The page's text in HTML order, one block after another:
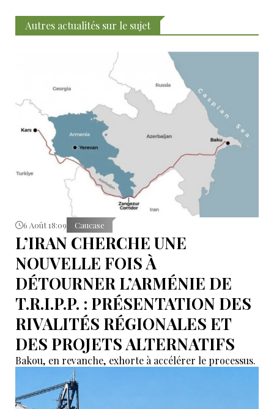
Autres actualités sur le sujet
6 Août 18:09 Caucase
L’IRAN CHERCHE UNE
NOUVELLE FOIS À
DÉTOURNER L’ARMÉNIE DE
T.R.I.P.P. : PRÉSENTATION DES
RIVALITÉS RÉGIONALES ET
DES PROJETS ALTERNATIFS
Bakou, en revanche, exhorte à accélérer le processus.